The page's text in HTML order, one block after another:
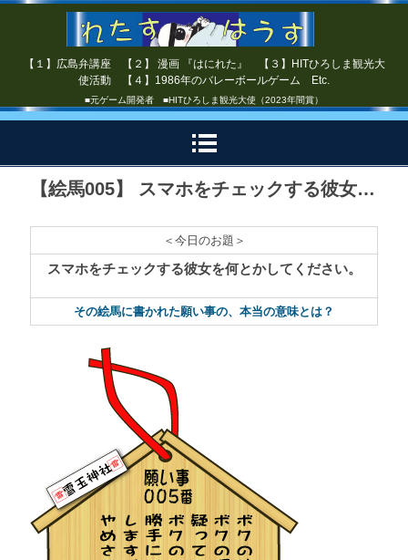
【１】広島弁講座 【２】 漫画 『はにれた』 【３】HITひろしま観光大
使活動 【４】1986年のバレーボールゲーム Etc.
■元ゲーム開発者 ■HITひろしま観光大使（2023年間賞）
【絵馬005】 スマホをチェックする彼女…
＜今日のお題＞
スマホをチェックする彼女を何とかしてください。
その絵馬に書かれた願い事の、本当の意味とは？